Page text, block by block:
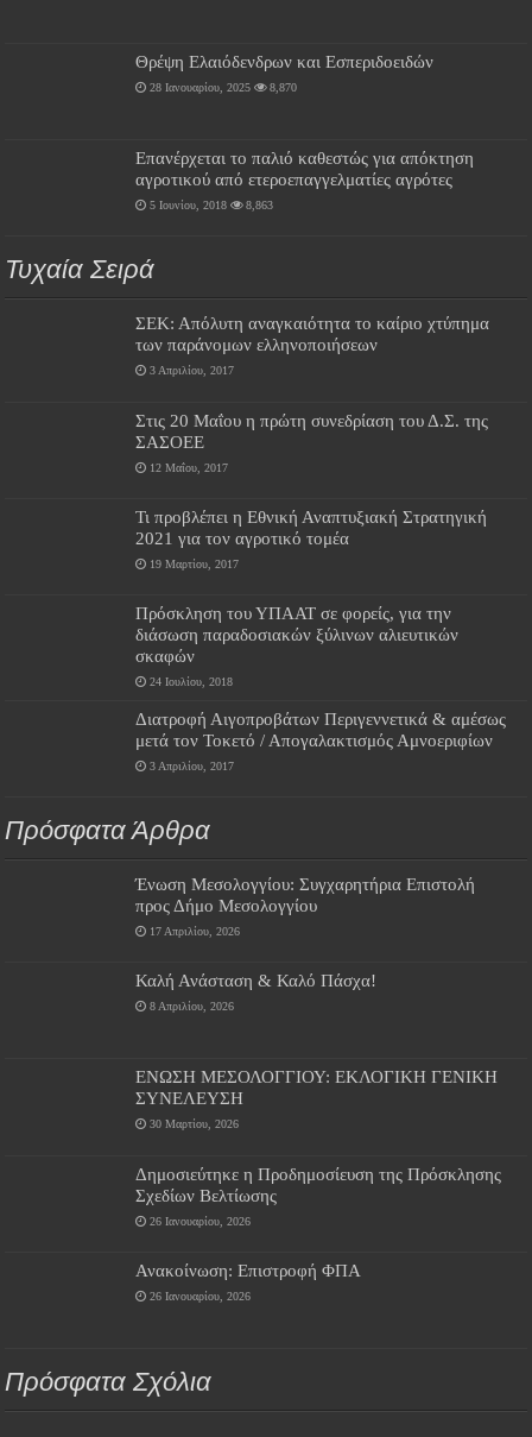
Θρέψη Ελαιόδενδρων και Εσπεριδοειδών
28 Ιανουαρίου, 2025 8,870
Επανέρχεται το παλιό καθεστώς για απόκτηση
αγροτικού από ετεροεπαγγελματίες αγρότες
5 Ιουνίου, 2018 8,863
Τυχαία Σειρά
ΣΕΚ: Απόλυτη αναγκαιότητα το καίριο χτύπημα
των παράνομων ελληνοποιήσεων
3 Απριλίου, 2017
Στις 20 Μαΐου η πρώτη συνεδρίαση του Δ.Σ. της
ΣΑΣΟΕΕ
12 Μαΐου, 2017
Τι προβλέπει η Εθνική Αναπτυξιακή Στρατηγική
2021 για τον αγροτικό τομέα
19 Μαρτίου, 2017
Πρόσκληση του ΥΠΑΑΤ σε φορείς, για την
διάσωση παραδοσιακών ξύλινων αλιευτικών
σκαφών
24 Ιουλίου, 2018
Διατροφή Αιγοπροβάτων Περιγεννετικά & αμέσως
μετά τον Τοκετό / Απογαλακτισμός Αμνοεριφίων
3 Απριλίου, 2017
Πρόσφατα Άρθρα
Ένωση Μεσολογγίου: Συγχαρητήρια Επιστολή
προς Δήμο Μεσολογγίου
17 Απριλίου, 2026
Καλή Ανάσταση & Καλό Πάσχα!
8 Απριλίου, 2026
ΕΝΩΣΗ ΜΕΣΟΛΟΓΓΙΟΥ: ΕΚΛΟΓΙΚΗ ΓΕΝΙΚΗ
ΣΥΝΕΛΕΥΣΗ
30 Μαρτίου, 2026
Δημοσιεύτηκε η Προδημοσίευση της Πρόσκλησης
Σχεδίων Βελτίωσης
26 Ιανουαρίου, 2026
Ανακοίνωση: Επιστροφή ΦΠΑ
26 Ιανουαρίου, 2026
Πρόσφατα Σχόλια